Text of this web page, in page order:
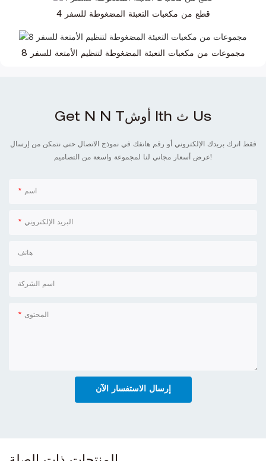
4 قطع من مكعبات التعبئة المضغوطة للسفر
8 مجموعات من مكعبات التعبئة المضغوطة لتنظيم الأمتعة للسفر
Get N N Tأوش Ith ث Us
فقط اترك بريدك الإلكتروني أو رقم هاتفك في نموذج الاتصال حتى نتمكن من إرسال
عرض أسعار مجاني لنا لمجموعة واسعة من التصاميم!
اسم
البريد الإلكتروني
هاتف
اسم الشركة
المحتوى
إرسال الاستفسار الآن